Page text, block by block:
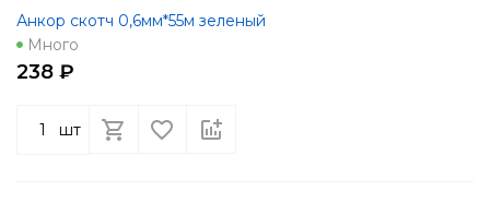
Анкор скотч 0,6мм*55м зеленый
Много
238 ₽
шт